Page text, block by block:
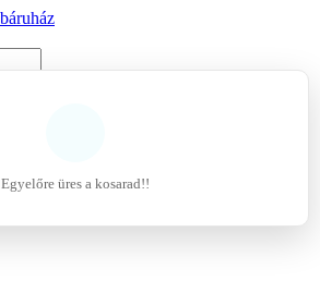
Egyelőre üres a kosarad!!